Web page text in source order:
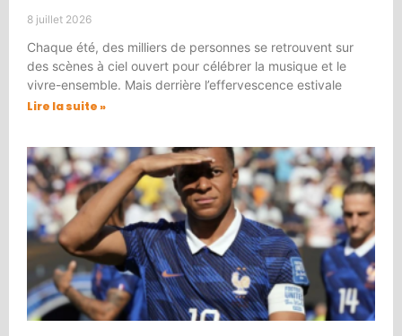
8 juillet 2026
Chaque été, des milliers de personnes se retrouvent sur
des scènes à ciel ouvert pour célébrer la musique et le
vivre-ensemble. Mais derrière l’effervescence estivale
Lire la suite »